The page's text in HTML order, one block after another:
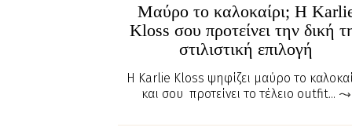
Μαύρο το καλοκαίρι; H
Kloss σου προτείνει την δική
στιλιστική επιλογή
Η Karlie Kloss ψηφίζει μαύρο το
και σου προτείνει το τέλειο outfit...